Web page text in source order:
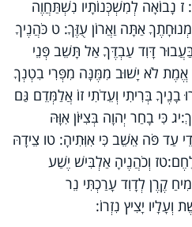
נָבוֹאָה לְמִשְׁכְּנוֹתָיו נִשְׁתַּחֲוֶה
אַתָּה וַאֲרוֹן עֻזֶּךָ: ט כֹּהֲנֶיךָ
בַּעֲבוּר דָּוִד עַבְדֶּךָ אַל תָּשֵׁב פְּנֵי
אֱמֶת לֹא יָשׁוּב מִמֶּנָּה מִפְּרִי בִטְנְךָ
בְּרִיתִי וְעֵדֹתִי זוֹ אֲלַמְּדֵם גַּם
כִּי בָחַר יְהוָה בְּצִיּוֹן אִוָּהּ
עַד פֹּה אֵשֵׁב כִּי אִוִּתִיהָ: טו צֵידָהּ
וְכֹהֲנֶיהָ אַלְבִּישׁ יֶשַׁע
קֶרֶן לְדָוִד עָרַכְתִּי נֵר
וְעָלָיו יָצִיץ נִזְרוֹ: